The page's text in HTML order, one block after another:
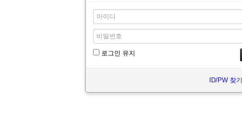
로그인 유지
ID/PW 찾기